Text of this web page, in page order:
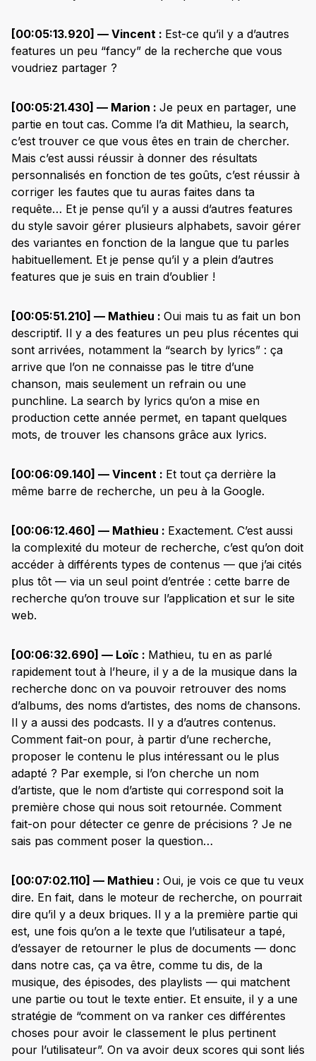
[00:05:13.920] — Vincent : Est-ce qu’il y a d’autres
features un peu “fancy” de la recherche que vous
voudriez partager ?
[00:05:21.430] — Marion : Je peux en partager, une
partie en tout cas. Comme l’a dit Mathieu, la search,
c’est trouver ce que vous êtes en train de chercher.
Mais c’est aussi réussir à donner des résultats
personnalisés en fonction de tes goûts, c’est réussir à
corriger les fautes que tu auras faites dans ta
requête… Et je pense qu’il y a aussi d’autres features
du style savoir gérer plusieurs alphabets, savoir gérer
des variantes en fonction de la langue que tu parles
habituellement. Et je pense qu’il y a plein d’autres
features que je suis en train d’oublier !
[00:05:51.210] — Mathieu : Oui mais tu as fait un bon
descriptif. Il y a des features un peu plus récentes qui
sont arrivées, notamment la “search by lyrics” : ça
arrive que l’on ne connaisse pas le titre d’une
chanson, mais seulement un refrain ou une
punchline. La search by lyrics qu’on a mise en
production cette année permet, en tapant quelques
mots, de trouver les chansons grâce aux lyrics.
[00:06:09.140] — Vincent : Et tout ça derrière la
même barre de recherche, un peu à la Google.
[00:06:12.460] — Mathieu : Exactement. C’est aussi
la complexité du moteur de recherche, c’est qu’on doit
accéder à différents types de contenus — que j’ai cités
plus tôt — via un seul point d’entrée : cette barre de
recherche qu’on trouve sur l’application et sur le site
web.
[00:06:32.690] — Loïc : Mathieu, tu en as parlé
rapidement tout à l’heure, il y a de la musique dans la
recherche donc on va pouvoir retrouver des noms
d’albums, des noms d’artistes, des noms de chansons.
Il y a aussi des podcasts. Il y a d’autres contenus.
Comment fait-on pour, à partir d’une recherche,
proposer le contenu le plus intéressant ou le plus
adapté ? Par exemple, si l’on cherche un nom
d’artiste, que le nom d’artiste qui correspond soit la
première chose qui nous soit retournée. Comment
fait-on pour détecter ce genre de précisions ? Je ne
sais pas comment poser la question…
[00:07:02.110] — Mathieu : Oui, je vois ce que tu veux
dire. En fait, dans le moteur de recherche, on pourrait
dire qu’il y a deux briques. Il y a la première partie qui
est, une fois qu’on a le texte que l’utilisateur a tapé,
d’essayer de retourner le plus de documents — donc
dans notre cas, ça va être, comme tu dis, de la
musique, des épisodes, des playlists — qui matchent
une partie ou tout le texte entier. Et ensuite, il y a une
stratégie de “comment on va ranker ces différentes
choses pour avoir le classement le plus pertinent
pour l’utilisateur”. On va avoir deux scores qui sont liés